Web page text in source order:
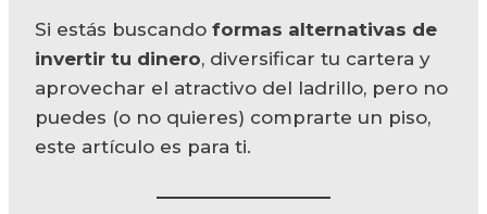
Si estás buscando formas alternativas de
invertir tu dinero, diversificar tu cartera y
aprovechar el atractivo del ladrillo, pero no
puedes (o no quieres) comprarte un piso,
este artículo es para ti.